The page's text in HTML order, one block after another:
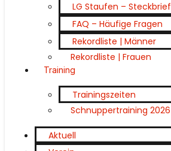
LG Staufen – Steckbrief
FAQ – Häufige Fragen
Rekordliste | Männer
Rekordliste | Frauen
Training
Trainingszeiten
Schnuppertraining 2026
Aktuell